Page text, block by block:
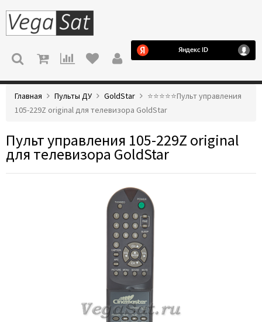
МЕНЮ
Главная Пульты ДУ GoldStar
⭐️⭐️⭐️⭐️⭐️Пульт управления
105-229Z original для телевизора GoldStar
Пульт управления 105-229Z original
для телевизора GoldStar